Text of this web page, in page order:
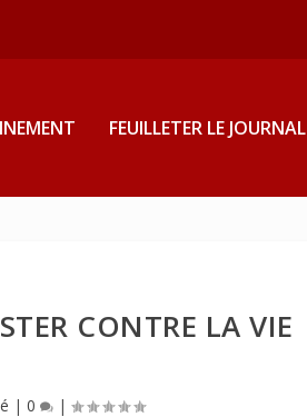
FEUILLETER LE JOURNAL
CONTRE LA VIE
| 0 |